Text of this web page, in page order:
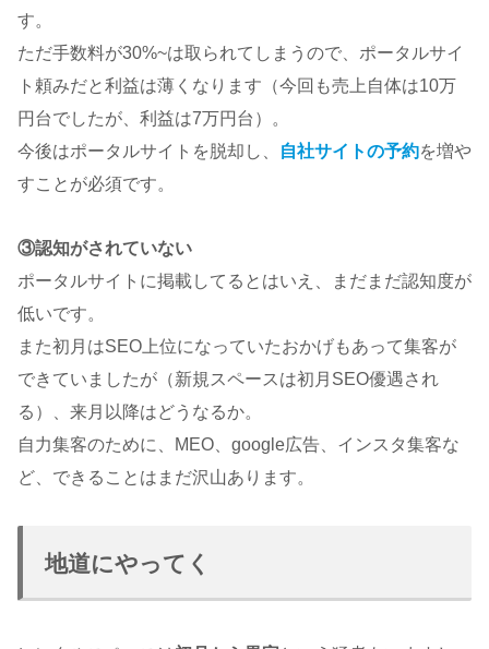
す。
ただ手数料が30%~は取られてしまうので、ポータルサイ
ト頼みだと利益は薄くなります（今回も売上自体は10万
円台でしたが、利益は7万円台）。
今後はポータルサイトを脱却し、
自社サイトの予約を増や
すことが必須です。
③認知がされていない
ポータルサイトに掲載してるとはいえ、まだまだ認知度が
低いです。
また初月はSEO上位になっていたおかげもあって集客が
できていましたが（新規スペースは初月SEO優遇され
る）、来月以降はどうなるか。
自力集客のために、MEO、google広告、インスタ集客な
ど、できることはまだ沢山あります。
地道にやってく